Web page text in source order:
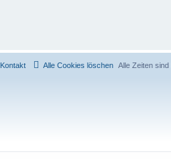
Alle Zeiten sind
Alle Cookies löschen
Kontakt